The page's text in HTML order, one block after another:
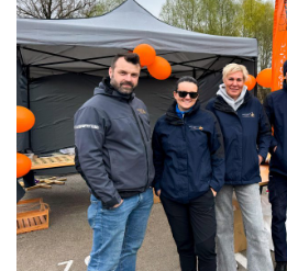
PAKALPOJUMI
UZTURĒŠANĀS ATĻAUJA
KONTAKTI